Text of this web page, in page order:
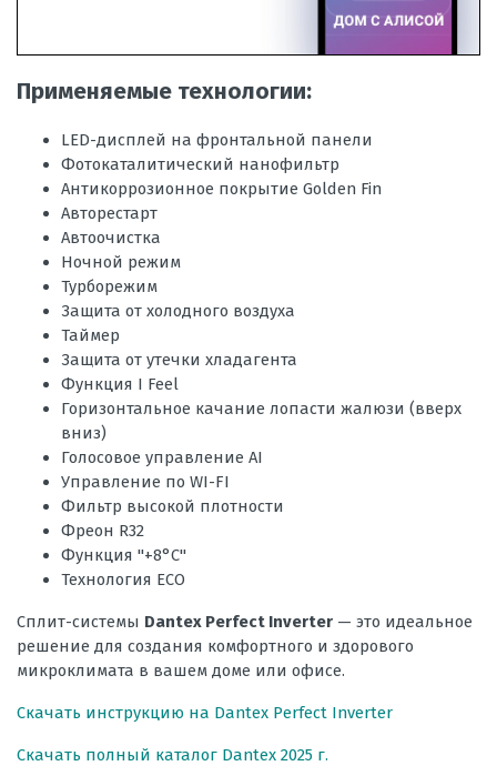
Применяемые технологии:
LED-дисплей на фронтальной панели
Фотокаталитический нанофильтр
Антикоррозионное покрытие Golden Fin
Авторестарт
Автоочистка
Ночной режим
Турборежим
Защита от холодного воздуха
Таймер
Защита от утечки хладагента
Функция I Feel
Горизонтальное качание лопасти жалюзи (вверх
вниз)
Голосовое управление AI
Управление по WI-FI
Фильтр высокой плотности
Фреон R32
Функция "+8°C"
Технология ECO
Сплит-системы Dantex Perfect Inverter — это идеальное
решение для создания комфортного и здорового
микроклимата в вашем доме или офисе.
Скачать инструкцию на Dantex Perfect Inverter
Скачать полный каталог Dantex 2025 г.